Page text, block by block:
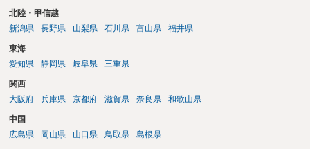
北陸・甲信越
新潟県
長野県 山梨県 石川県 富山県 福井県
東海
愛知県
静岡県 岐阜県 三重県
関西
大阪府
兵庫県 京都府 滋賀県 奈良県 和歌山県
中国
広島県
岡山県 山口県 鳥取県 島根県